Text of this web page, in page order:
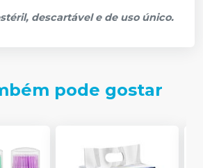
descartável e de uso único.
pode gostar